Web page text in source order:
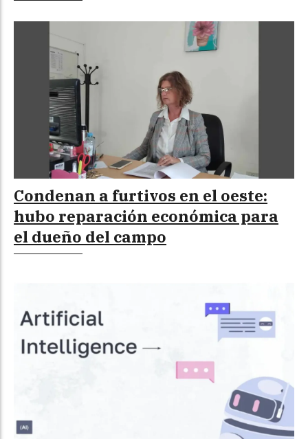
Condenan a furtivos en el oeste:
hubo reparación económica para
el dueño del campo